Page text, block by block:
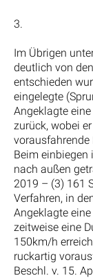
3.
Im Übrigen
deutlich von
entschieden
eingelegte
Angeklagte
zurück, wobei
vorausfahrende
Beim einbiegen
nach außen
2019 – (3) 161
Verfahren, in
Angeklagte
zeitweise eine
150km/h
ruckartig
Beschl. v. 15.